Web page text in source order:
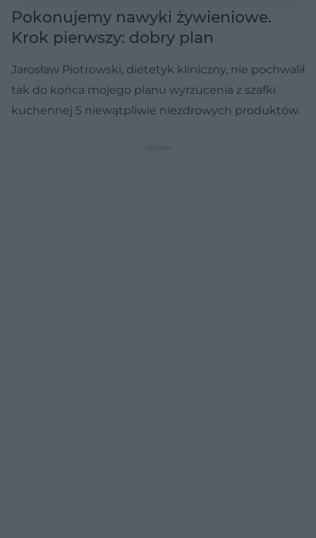
Pokonujemy nawyki żywieniowe.
Krok pierwszy: dobry plan
Jarosław Piotrowski, dietetyk kliniczny, nie pochwalił
tak do końca mojego planu wyrzucenia z szafki
kuchennej 5 niewątpliwie niezdrowych produktów.